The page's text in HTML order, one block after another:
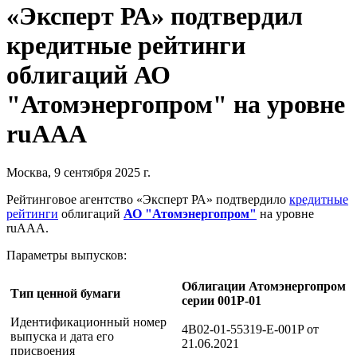
«Эксперт РА» подтвердил
кредитные рейтинги
облигаций АО
"Атомэнергопром" на уровне
ruAAA
Москва, 9 сентября 2025 г.
Рейтинговое агентство «Эксперт РА» подтвердило кредитные
рейтинги облигаций АО "Атомэнергопром" на уровне
ruAAA.
Параметры выпусков:
Тип ценной бумаги
Облигации Атомэнергопром
серии 001P-01
Идентификационный номер
выпуска и дата его
присвоения
4B02-01-55319-E-001P от
21.06.2021